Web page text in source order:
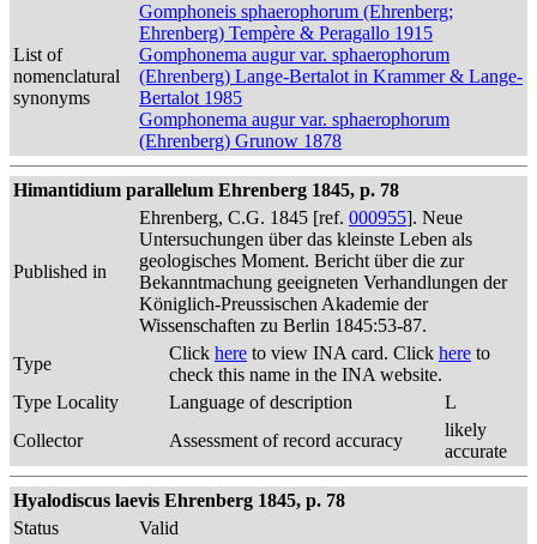
List of
nomenclatural
synonyms
Gomphoneis sphaerophorum (Ehrenberg;
Ehrenberg) Tempère & Peragallo 1915
Gomphonema augur var. sphaerophorum
(Ehrenberg) Lange-Bertalot in Krammer & Lange-
Bertalot 1985
Gomphonema augur var. sphaerophorum
(Ehrenberg) Grunow 1878
Himantidium parallelum Ehrenberg 1845, p. 78
Published in
Ehrenberg, C.G. 1845 [ref. 000955]. Neue
Untersuchungen über das kleinste Leben als
geologisches Moment. Bericht über die zur
Bekanntmachung geeigneten Verhandlungen der
Königlich-Preussischen Akademie der
Wissenschaften zu Berlin 1845:53-87.
Type
Click here to view INA card. Click here to
check this name in the INA website.
Type Locality
Language of description
L
Collector
Assessment of record accuracy
likely
accurate
Hyalodiscus laevis Ehrenberg 1845, p. 78
Status
Valid